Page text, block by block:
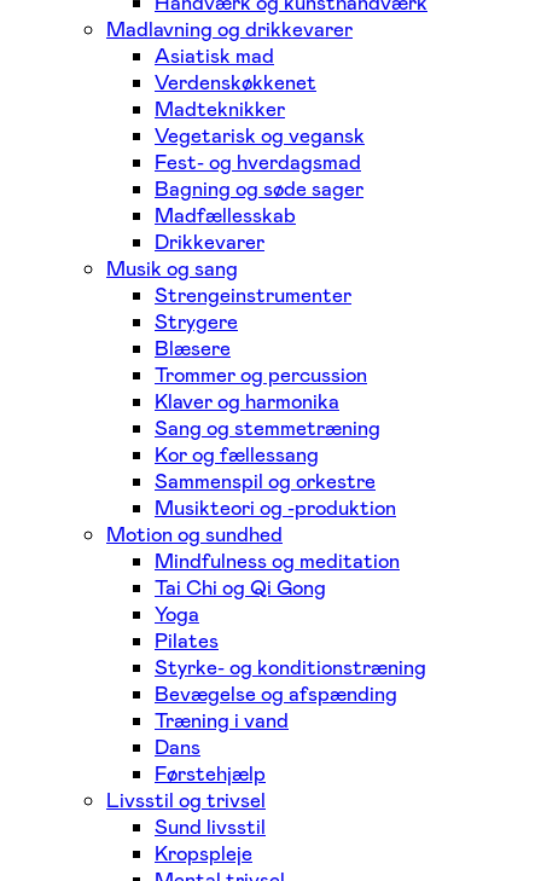
Madlavning og drikkevarer
Asiatisk mad
Verdenskøkkenet
Madteknikker
Vegetarisk og vegansk
Fest- og hverdagsmad
Bagning og søde sager
Madfællesskab
Drikkevarer
Musik og sang
Strengeinstrumenter
Strygere
Blæsere
Trommer og percussion
Klaver og harmonika
Sang og stemmetræning
Kor og fællessang
Sammenspil og orkestre
Musikteori og -produktion
Motion og sundhed
Mindfulness og meditation
Tai Chi og Qi Gong
Yoga
Pilates
Styrke- og konditionstræning
Bevægelse og afspænding
Træning i vand
Dans
Førstehjælp
Livsstil og trivsel
Sund livsstil
Kropspleje